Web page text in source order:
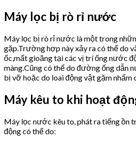
Máy lọc bị rò rỉ nước
Máy lọc bị rò rỉ nước là một trong
gặp.Trường hợp này xảy ra có thể do
ốc,mất gioăng tại các vị trí ống nước
màng.Cũng có thể do đường ống dẫn
bị vỡ hoặc do loai động vật gặm nhấm
Máy kêu to khi hoạt
Máy lọc nước kêu to, phát ra tiếng ồn
động có thể do: